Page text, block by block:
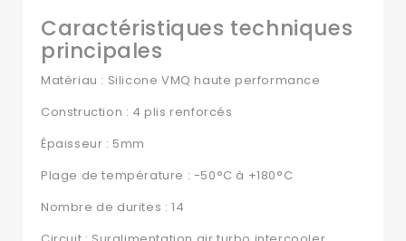
Caractéristiques techniques
principales
Matériau : Silicone VMQ haute performance
Construction : 4 plis renforcés
Épaisseur : 5mm
Plage de température : -50°C à +180°C
Nombre de durites : 14